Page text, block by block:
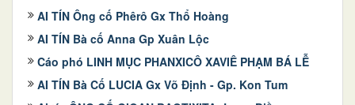
AI TÍN Ông cố Phêrô Gx Thổ Hoàng
AI TÍN Bà cố Anna Gp Xuân Lộc
Cáo phó LINH MỤC PHANXICÔ XAVIÊ PHẠM BÁ LỄ
AI TÍN Bà Cố LUCIA Gx Võ Định - Gp. Kon Tum